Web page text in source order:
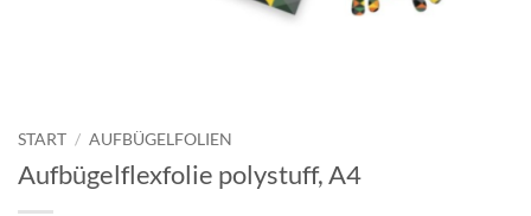
START / AUFBÜGELFOLIEN
Aufbügelflexfolie polystuff, A4